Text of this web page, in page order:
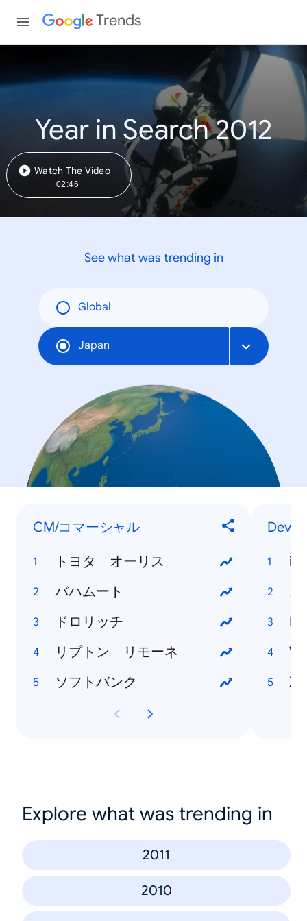
Trends
Year in Search 2012
Watch The Video
02:46
See what was trending in
Global
Japan
CM/コマーシャル
トヨタ オーリス
バハムート
ドロリッチ
リプトン リモーネ
ソフトバンク
ニ
Explore what was trending in
2011
2010